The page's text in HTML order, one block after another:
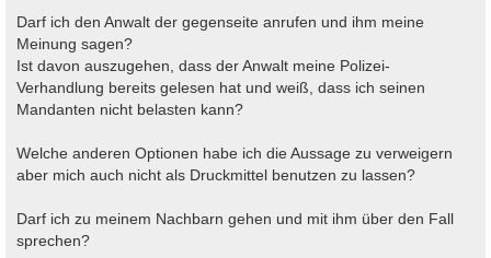
Darf ich den Anwalt der gegenseite anrufen und ihm meine
Meinung sagen?
Ist davon auszugehen, dass der Anwalt meine Polizei-
Verhandlung bereits gelesen hat und weiß, dass ich seinen
Mandanten nicht belasten kann?
Welche anderen Optionen habe ich die Aussage zu verweigern
aber mich auch nicht als Druckmittel benutzen zu lassen?
Darf ich zu meinem Nachbarn gehen und mit ihm über den Fall
sprechen?